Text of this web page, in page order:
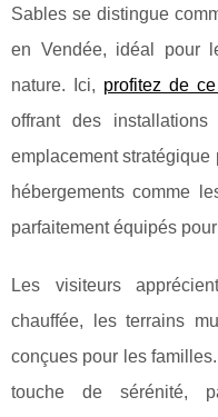
Sables se distingue
en Vendée, idéal pour
nature. Ici, profitez de
offrant des
emplacement
hébergements comme
parfaitement équipés
Les visiteurs
chauffée, les terrains
conçues pour les
touche de sérénité,